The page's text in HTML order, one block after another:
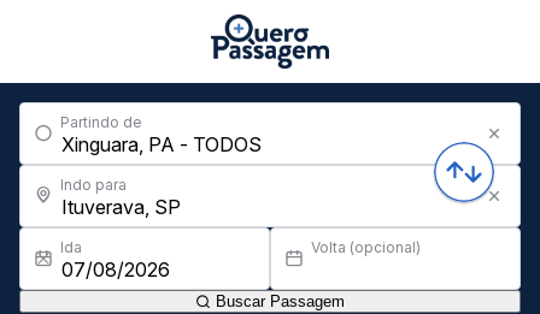
Partindo de
Indo para
Ida Volta (opcional)
Buscar Passagem